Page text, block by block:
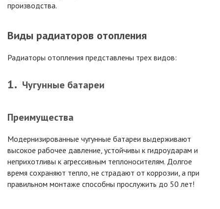
производства.
Виды радиаторов отопления
Радиаторы отопления представлены трех видов:
Чугунные батареи
Преимущества
Модернизированные чугунные батареи выдерживают
высокое рабочее давление, устойчивы к гидроударам и
неприхотливы к агрессивным теплоносителям. Долгое
время сохраняют тепло, не страдают от коррозии, а при
правильном монтаже способны прослужить до 50 лет!